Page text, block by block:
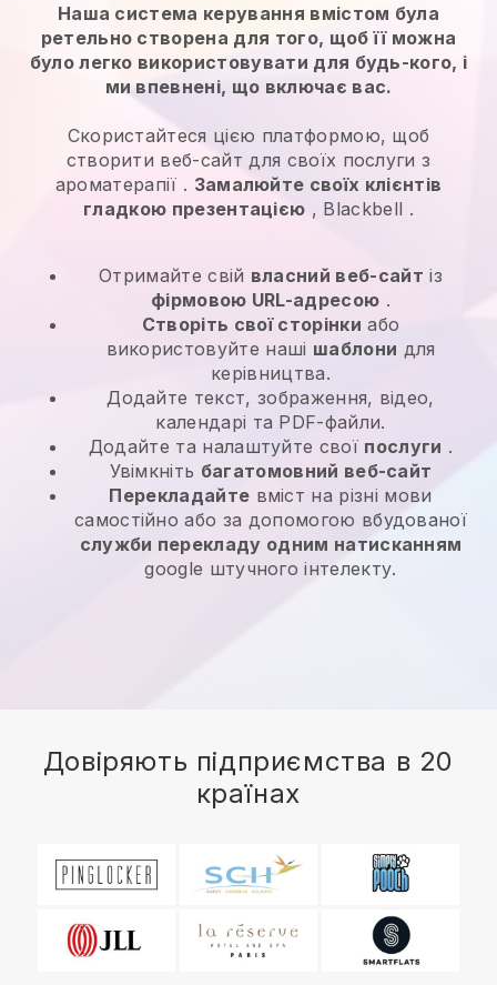
Наша система керування вмістом була
ретельно створена для того, щоб її можна
було легко використовувати для будь-кого, і
ми впевнені, що включає вас.
Скористайтеся цією платформою, щоб
створити веб-сайт для своїх послуги з
ароматерапії . Замалюйте своїх клієнтів
гладкою презентацією , Blackbell .
Отримайте свій власний веб-сайт із
фірмовою URL-адресою .
Створіть свої сторінки або
використовуйте наші шаблони для
керівництва.
Додайте текст, зображення, відео,
календарі та PDF-файли.
Додайте та налаштуйте свої послуги .
Увімкніть багатомовний веб-сайт
Перекладайте вміст на різні мови
самостійно або за допомогою вбудованої
служби перекладу одним натисканням
google штучного інтелекту.
Довіряють підприємства в 20
країнах